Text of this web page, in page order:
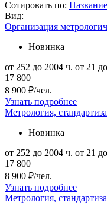
Сотировать по: Название
Вид:
Организация
Новинка
от 252 до 2004 ч. от 21
17 800
8 900 ₽/чел.
Узнать подробнее
Метрология,
Новинка
от 252 до 2004 ч. от 21
17 800
8 900 ₽/чел.
Узнать подробнее
Метрология,